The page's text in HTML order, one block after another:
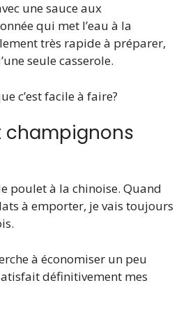
une sauce aux
qui met l’eau à la
très rapide à préparer,
seule casserole.
c’est facile à faire?
champignons
poulet à la chinoise. Quand
à emporter, je vais toujours
à économiser un peu
définitivement mes